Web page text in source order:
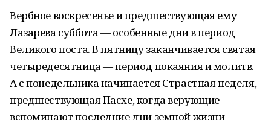
Вербное воскресенье и предшествующая ему
Лазарева суббота — особенные дни в период
Великого поста. В пятницу заканчивается святая
четыредесятница — период покаяния и молитв.
А с понедельника начинается Страстная неделя,
предшествующая Пасхе, когда верующие
вспоминают последние дни земной жизни